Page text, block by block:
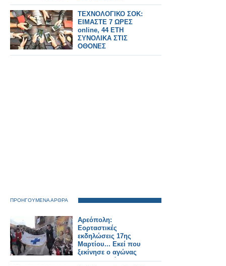
ΤΕΧΝΟΛΟΓΙΚΟ ΣΟΚ:
ΕΙΜΑΣΤΕ 7 ΩΡΕΣ
online, 44 ΕΤΗ
ΣΥΝΟΛΙΚΑ ΣΤΙΣ
ΟΘΟΝΕΣ
ΠΡΟΗΓΟΥΜΕΝΑ ΑΡΘΡΑ
Αρεόπολη:
Εορταστικές
εκδηλώσεις 17ης
Μαρτίου... Εκεί που
ξεκίνησε ο αγώνας
της λευτεριάς